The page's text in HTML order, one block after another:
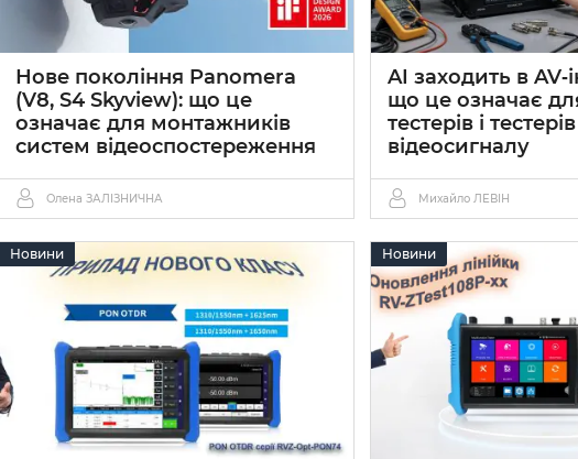
Нове покоління Panomera
(V8, S4 Skyview): що це
означає для монтажників
систем відеоспостереження
24 06 2026
0
Олена ЗАЛІЗНИЧНА
AI заходить в
що це означає
тестерів і тестерів
відеосигналу
20 06 2026
0
Михайло ЛЕВІН
Новини Новини